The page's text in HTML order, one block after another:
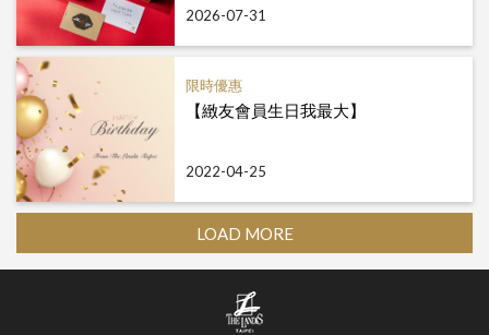
2026-07-31
限時優惠
【緻友會員生日我最大】
2022-04-25
LOAD MORE